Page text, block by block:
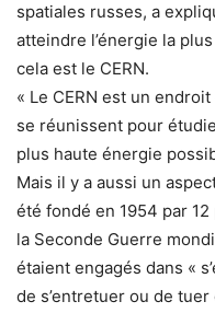
spatiales russes, a
atteindre l’énergie la
cela est le CERN.
« Le CERN est un
se réunissent pour
plus haute énergie
Mais il y a aussi un
été fondé en 1954 par
la Seconde Guerre
étaient engagés dans «
de s’entretuer ou de